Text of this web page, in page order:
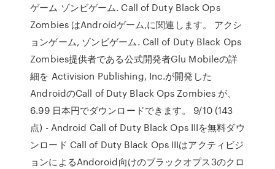
ゲーム ゾンビゲーム. Call of Duty Black Ops
Zombies はAndroidゲーム,に関連します。 アクシ
ョンゲーム, ゾンビゲーム. Call of Duty Black Ops
Zombies提供者である公式開発者Glu Mobileの詳
細を Activision Publishing, Inc.が開発した
AndroidのCall of Duty Black Ops Zombies が、
6.99 日本円でダウンロードできます。 9/10 (143
点) - Android Call of Duty Black Ops IIIを無料ダウ
ンロード Call of Duty Black Ops IIIはアクティビジ
ョンによるAndoroid向けのブラックオプス3のクロ